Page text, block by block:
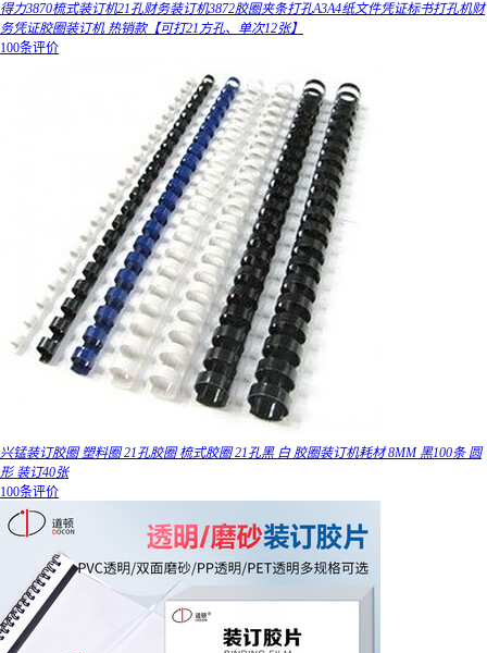
得力3870梳式装订机21孔财务装订机3872胶圈夹条打孔A3A4纸文件凭证标书打孔机财
务凭证胶圈装订机 热销款【可打21方孔、单次12张】
100条评价
兴锰装订胶圈 塑料圈 21孔胶圈 梳式胶圈 21孔黑 白 胶圈装订机耗材 8MM 黑100条 圆
形 装订40张
100条评价